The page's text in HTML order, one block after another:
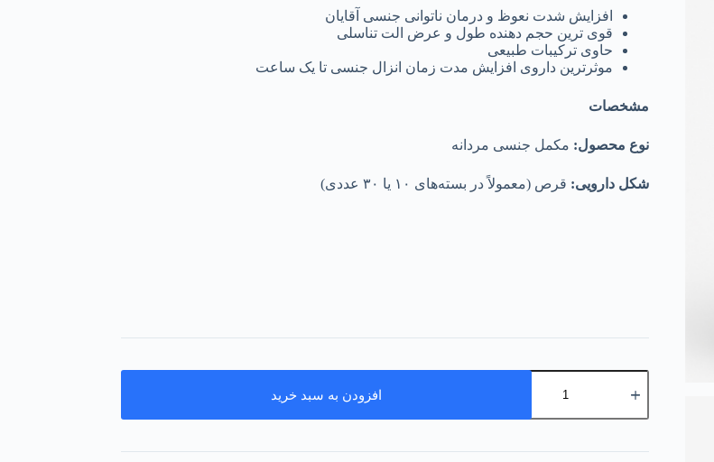
افزایش شدت نعوظ و درمان ناتوانی جنسی آقایان
قوی ترین حجم دهنده طول و عرض الت تناسلی
حاوی ترکیبات طبیعی
موثرترین داروی افزایش مدت زمان انزال جنسی تا یک ساعت
مشخصات
نوع محصول: مکمل جنسی مردانه
شکل دارویی: قرص (معمولاً در بسته‌های ۱۰ یا ۳۰ عددی)
قرص
گلدن
افزودن به سبد خرید